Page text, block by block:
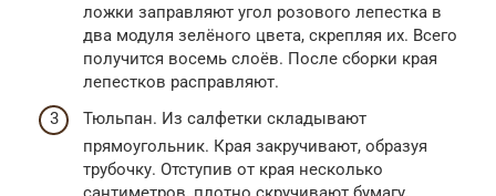
ложки заправляют угол розового лепестка в
два модуля зелёного цвета, скрепляя их. Всего
получится восемь слоёв. После сборки края
лепестков расправляют.
Тюльпан. Из салфетки складывают
прямоугольник. Края закручивают, образуя
трубочку. Отступив от края несколько